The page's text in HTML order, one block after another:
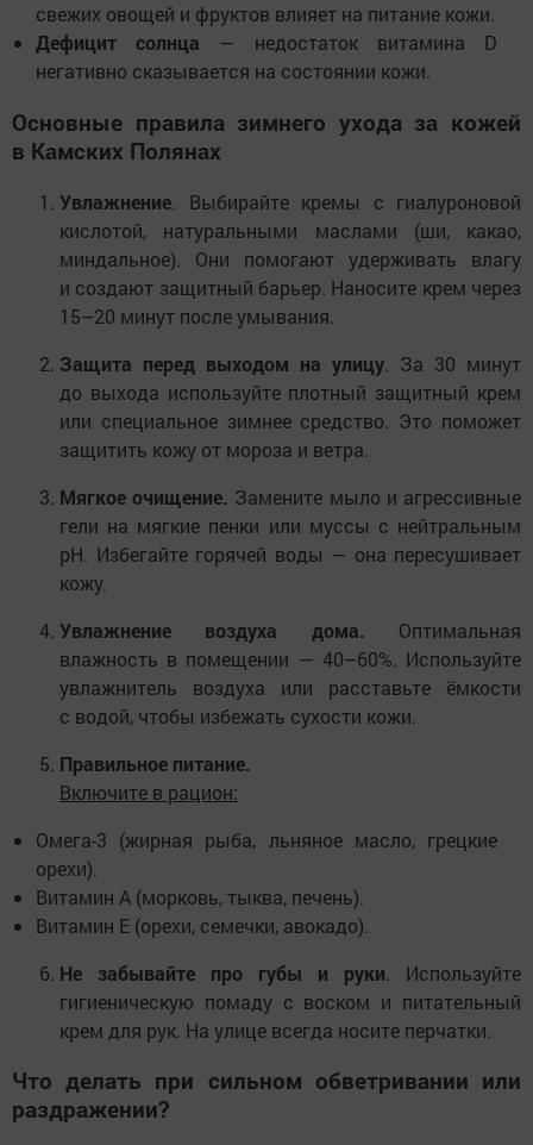
свежих овощей и фруктов влияет на питание кожи.
Дефицит солнца — недостаток витамина D
негативно сказывается на состоянии кожи.
Основные правила зимнего ухода за кожей
в Камских Полянах
Увлажнение. Выбирайте кремы с гиалуроновой
кислотой, натуральными маслами (ши, какао,
миндальное). Они помогают удерживать влагу
и создают защитный барьер. Наносите крем через
15–20 минут после умывания.
Защита перед выходом на улицу. За 30 минут
до выхода используйте плотный защитный крем
или специальное зимнее средство. Это поможет
защитить кожу от мороза и ветра.
Мягкое очищение. Замените мыло и агрессивные
гели на мягкие пенки или муссы с нейтральным
pH. Избегайте горячей воды — она пересушивает
кожу.
Увлажнение воздуха дома. Оптимальная
влажность в помещении — 40–60%. Используйте
увлажнитель воздуха или расставьте ёмкости
с водой, чтобы избежать сухости кожи.
Правильное питание.
Включите в рацион:
Омега-3 (жирная рыба, льняное масло, грецкие
орехи).
Витамин А (морковь, тыква, печень).
Витамин Е (орехи, семечки, авокадо).
Не забывайте про губы и руки. Используйте
гигиеническую помаду с воском и питательный
крем для рук. На улице всегда носите перчатки.
Что делать при сильном обветривании или
раздражении?